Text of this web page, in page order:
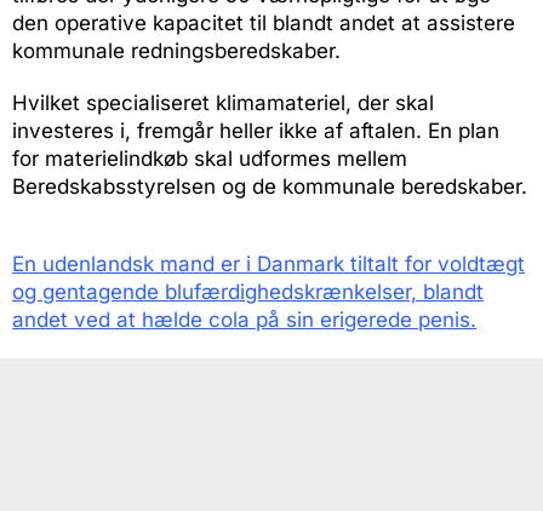
den operative kapacitet til blandt andet at assistere
kommunale redningsberedskaber.
Hvilket specialiseret klimamateriel, der skal
investeres i, fremgår heller ikke af aftalen. En plan
for materielindkøb skal udformes mellem
Beredskabsstyrelsen og de kommunale beredskaber.
En udenlandsk mand er i Danmark tiltalt for voldtægt
og gentagende blufærdighedskrænkelser, blandt
andet ved at hælde cola på sin erigerede penis.